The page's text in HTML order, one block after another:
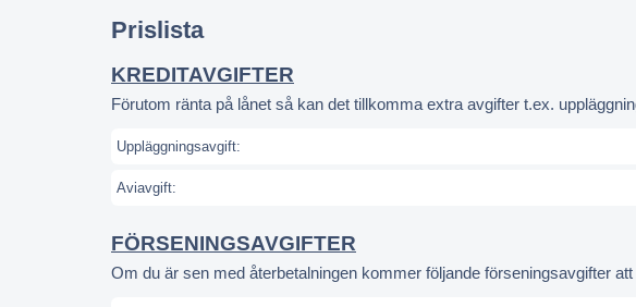
Prislista
KREDITAVGIFTER
Förutom ränta på lånet så kan det tillkomma extra avgifter t.ex.
Uppläggningsavgift:
Aviavgift:
FÖRSENINGSAVGIFTER
Om du är sen med återbetalningen kommer följande förseningsavgifter att